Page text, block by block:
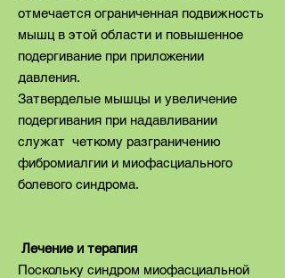
отмечается ограниченная подвижность
мышц в этой области и повышенное
подергивание при приложении
давления.
Затверделые мышцы и увеличение
подергивания при надавливании
служат четкому разграничению
фибромиалгии и миофасциального
болевого синдрома.
Лечение и терапия
Поскольку синдром миофасциальной